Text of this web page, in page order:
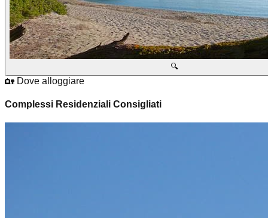
🔍
🏡 Dove alloggiare
Complessi Residenziali Consigliati